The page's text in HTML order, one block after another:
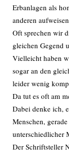
Erbanlagen als
anderen
Oft sprechen wir
gleichen Gegend
Vielleicht haben
sogar an den
leider wenig
Da tut es oft am
Dabei denke ich,
Menschen,
unterschiedlicher
Der Schriftsteller